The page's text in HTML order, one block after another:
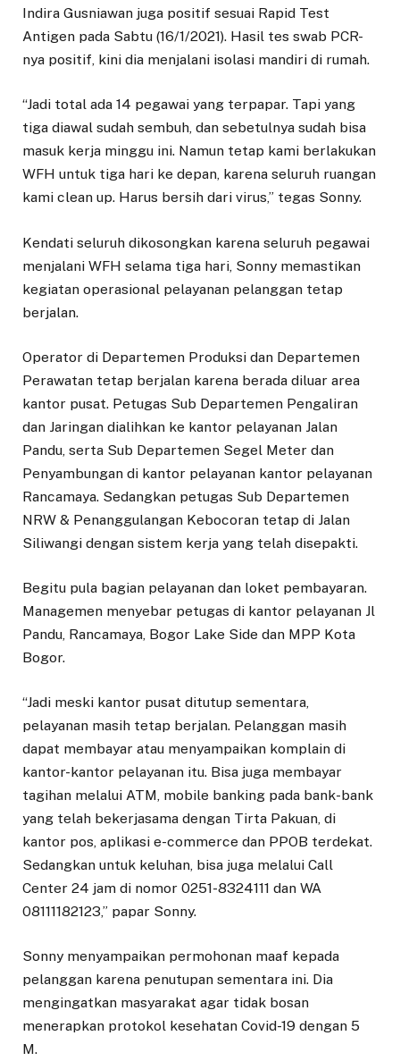
Indira Gusniawan juga positif sesuai Rapid Test
Antigen pada Sabtu (16/1/2021). Hasil tes swab PCR-
nya positif, kini dia menjalani isolasi mandiri di rumah.
“Jadi total ada 14 pegawai yang terpapar. Tapi yang
tiga diawal sudah sembuh, dan sebetulnya sudah bisa
masuk kerja minggu ini. Namun tetap kami berlakukan
WFH untuk tiga hari ke depan, karena seluruh ruangan
kami clean up. Harus bersih dari virus,” tegas Sonny.
Kendati seluruh dikosongkan karena seluruh pegawai
menjalani WFH selama tiga hari, Sonny memastikan
kegiatan operasional pelayanan pelanggan tetap
berjalan.
Operator di Departemen Produksi dan Departemen
Perawatan tetap berjalan karena berada diluar area
kantor pusat. Petugas Sub Departemen Pengaliran
dan Jaringan dialihkan ke kantor pelayanan Jalan
Pandu, serta Sub Departemen Segel Meter dan
Penyambungan di kantor pelayanan kantor pelayanan
Rancamaya. Sedangkan petugas Sub Departemen
NRW & Penanggulangan Kebocoran tetap di Jalan
Siliwangi dengan sistem kerja yang telah disepakti.
Begitu pula bagian pelayanan dan loket pembayaran.
Managemen menyebar petugas di kantor pelayanan Jl
Pandu, Rancamaya, Bogor Lake Side dan MPP Kota
Bogor.
“Jadi meski kantor pusat ditutup sementara,
pelayanan masih tetap berjalan. Pelanggan masih
dapat membayar atau menyampaikan komplain di
kantor-kantor pelayanan itu. Bisa juga membayar
tagihan melalui ATM, mobile banking pada bank-bank
yang telah bekerjasama dengan Tirta Pakuan, di
kantor pos, aplikasi e-commerce dan PPOB terdekat.
Sedangkan untuk keluhan, bisa juga melalui Call
Center 24 jam di nomor 0251-8324111 dan WA
08111182123,” papar Sonny.
Sonny menyampaikan permohonan maaf kepada
pelanggan karena penutupan sementara ini. Dia
mengingatkan masyarakat agar tidak bosan
menerapkan protokol kesehatan Covid-19 dengan 5
M.